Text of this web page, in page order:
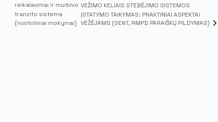
reikalavimai ir muitinio
tranzito sistema
(nuotoliniai mokymai)
VEŽIMO KELIAIS STEBĖJIMO SISTEMOS
ĮSTATYMO TAIKYMAS: PRAKTINIAI ASPEKTAI
VEŽĖJAMS (SENT, RMPD PARAIŠKŲ PILDYMAS)